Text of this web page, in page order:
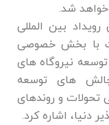
خواهد شد.
بین المللی
با بخش خصوصی
نیروگاه های
های توسعه
تحولات و روندهای
دنیا، اشاره کرد.